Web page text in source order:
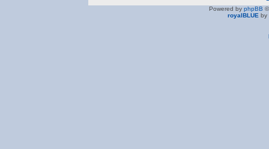
Powered by phpBB
royalBLUE by